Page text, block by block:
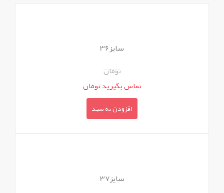
سایز36
تومان
تماس بگیرید تومان
افزودن به سبد
سایز37